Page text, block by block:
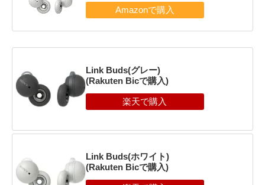
Link Buds(グレー)
(Rakuten Bicで購入)
Link Buds(ホワイト)
(Rakuten Bicで購入)